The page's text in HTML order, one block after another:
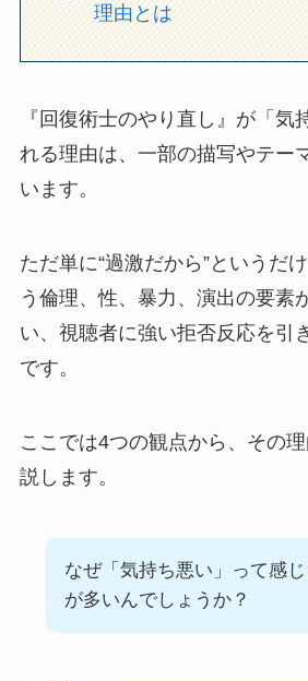
理由とは
『回復術士のやり直し』が「気
れる理由は、一部の描写やテー
います。
ただ単に“過激だから”というだ
う倫理、性、暴力、演出の要素
い、視聴者に強い拒否反応を引
です。
ここでは4つの観点から、その
説します。
なぜ「気持ち悪い」って感じ
が多いんでしょうか？